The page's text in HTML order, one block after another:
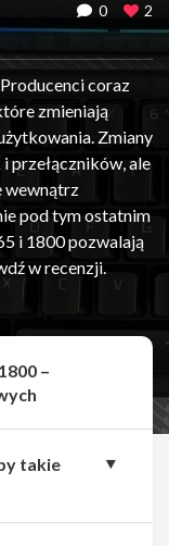
0 2
coraz
zmieniają
Zmiany
przełączników, ale
wewnątrz
pod tym ostatnim
i 1800 pozwalają
w recenzji.
–
takie